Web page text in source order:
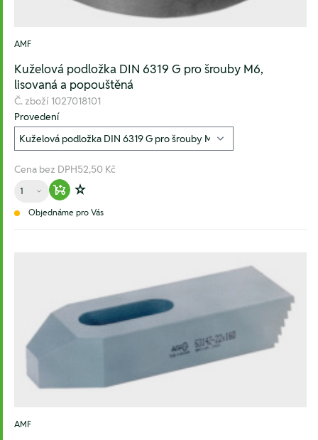
AMF
Kuželová podložka DIN 6319 G pro šrouby M6,
lisovaná a popouštěná
Č. zboží 1027018101
Provedení
Cena bez DPH52,50 Kč
Množství
Warenkorb hinzufügen
Zur Wunschliste hinzufügen
Objednáme pro Vás
AMF